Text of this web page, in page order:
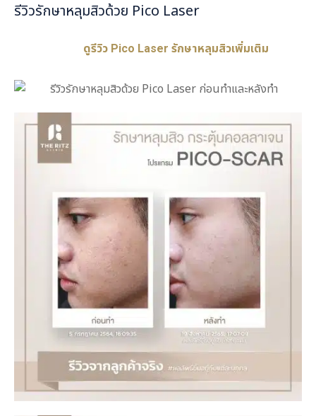
รีวิวรักษาหลุมสิวด้วย Pico Laser
ดูรีวิว Pico Laser รักษาหลุมสิวเพิ่มเติม